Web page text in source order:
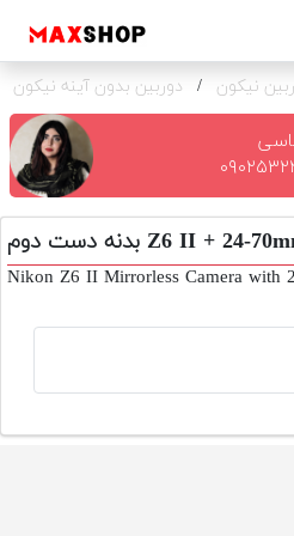
نیکون / دوربین بدون آینه نیکون Z6 II + 24-70mm بدنه
Nikon Z6 II Mirrorless Camera with